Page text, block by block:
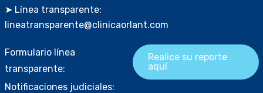
➤ Línea transparente:
lineatransparente@clinicaorlant.com
Formulario línea
transparente:
Realice su reporte
aquí
Notificaciones judiciales: